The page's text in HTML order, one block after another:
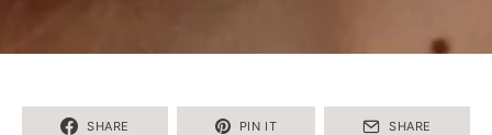
SHARE PIN IT SHARE